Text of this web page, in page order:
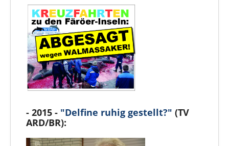
- 2015 - "Delfine ruhig gestellt?" (TV
ARD/BR):